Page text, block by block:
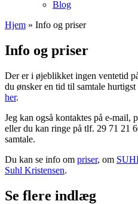
Blog
Hjem » Info og priser
Info og priser
Der er i øjeblikket ingen ventetid
du ønsker en tid til samtale
her.
Jeg kan også kontaktes på e-mail,
eller du kan ringe på tlf. 29 71 21
samtale.
Du kan se info om priser, om
Suhl Kristensen.
Se flere indlæg